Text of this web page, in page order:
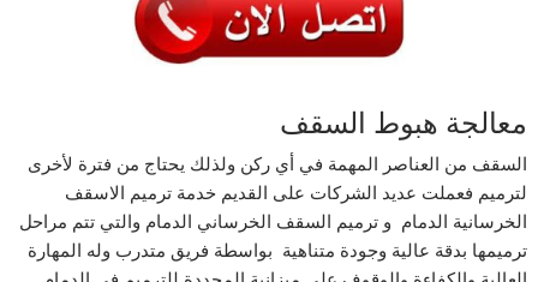
معالجة هبوط السقف
السقف من العناصر المهمة في أي ركن ولذلك يحتاج من فترة لأخرى
لترميم فعملت عديد الشركات على القديم خدمة ترميم الاسقف
الخرسانية الدمام و ترميم السقف الخرساني الدمام والتي تتم مراحل
ترميمها بدقة عالية وجودة متناهية بواسطة فريق متدرب وله المهارة